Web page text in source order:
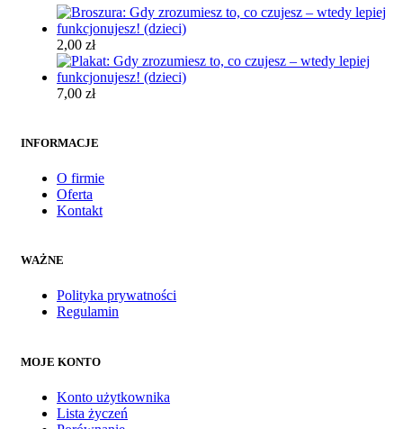
2,00 zł
7,00 zł
INFORMACJE
O firmie
Oferta
Kontakt
WAŻNE
Polityka prywatności
Regulamin
MOJE KONTO
Konto użytkownika
Lista życzeń